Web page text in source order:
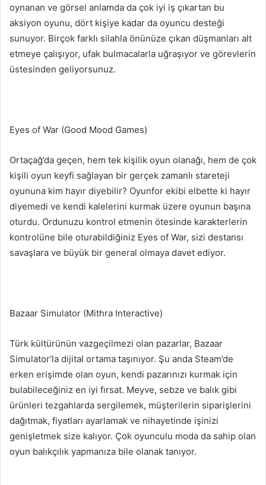
oynanan ve görsel anlamda da çok iyi iş çıkartan bu
aksiyon oyunu, dört kişiye kadar da oyuncu desteği
sunuyor. Birçok farklı silahla önünüze çıkan düşmanları alt
etmeye çalışıyor, ufak bulmacalarla uğraşıyor ve görevlerin
üstesinden geliyorsunuz.
Eyes of War (Good Mood Games)
Ortaçağ’da geçen, hem tek kişilik oyun olanağı, hem de çok
kişili oyun keyfi sağlayan bir gerçek zamanlı stareteji
oyununa kim hayır diyebilir? Oyunfor ekibi elbette ki hayır
diyemedi ve kendi kalelerini kurmak üzere oyunun başına
oturdu. Ordunuzu kontrol etmenin ötesinde karakterlerin
kontrolüne bile oturabildiğiniz Eyes of War, sizi destansı
savaşlara ve büyük bir general olmaya davet ediyor.
Bazaar Simulator (Mithra Interactive)
Türk kültürünün vazgeçilmezi olan pazarlar, Bazaar
Simulator’la dijital ortama taşınıyor. Şu anda Steam’de
erken erişimde olan oyun, kendi pazarınızı kurmak için
bulabileceğiniz en iyi fırsat. Meyve, sebze ve balık gibi
ürünleri tezgahlarda sergilemek, müşterilerin siparişlerini
dağıtmak, fiyatları ayarlamak ve nihayetinde işinizi
genişletmek size kalıyor. Çok oyunculu moda da sahip olan
oyun balıkçılık yapmanıza bile olanak tanıyor.